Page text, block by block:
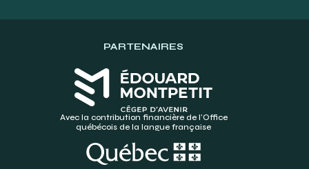
PARTENAIRES
Avec la contribution financière de l’Office
québécois de la langue française